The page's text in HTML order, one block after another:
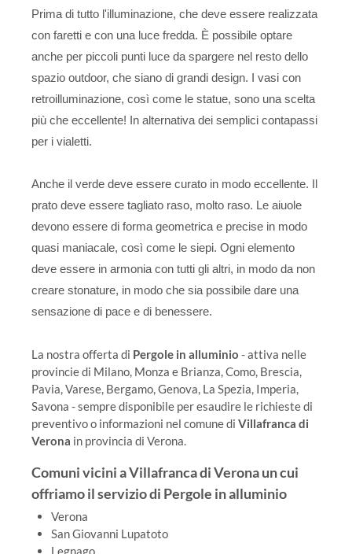
Prima di tutto l'illuminazione, che deve essere realizzata
con faretti e con una luce fredda. È possibile optare
anche per piccoli punti luce da spargere nel resto dello
spazio outdoor, che siano di grandi design. I vasi con
retroilluminazione, così come le statue, sono una scelta
più che eccellente! In alternativa dei semplici contapassi
per i vialetti.
Anche il verde deve essere curato in modo eccellente. Il
prato deve essere tagliato raso, molto raso. Le aiuole
devono essere di forma geometrica e precise in modo
quasi maniacale, così come le siepi. Ogni elemento
deve essere in armonia con tutti gli altri, in modo da non
creare stonature, in modo che sia possibile dare una
sensazione di pace e di benessere.
La nostra offerta di Pergole in alluminio - attiva nelle
provincie di Milano, Monza e Brianza, Como, Brescia,
Pavia, Varese, Bergamo, Genova, La Spezia, Imperia,
Savona - sempre disponibile per esaudire le richieste di
preventivo o informazioni nel comune di Villafranca di
Verona in provincia di Verona.
Comuni vicini a Villafranca di Verona un cui
offriamo il servizio di Pergole in alluminio
Verona
San Giovanni Lupatoto
Legnago